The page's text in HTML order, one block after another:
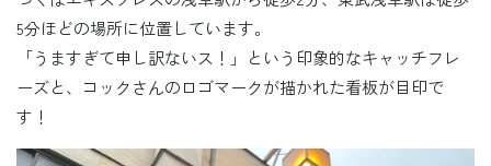
5分ほどの場所に位置しています。
「うますぎて申し訳ないス！」という印象的なキャッチフレ
ーズと、コックさんのロゴマークが描かれた看板が目印で
す！